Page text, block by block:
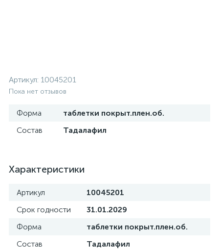
Артикул: 10045201
Пока нет отзывов
Форма
таблетки покрыт.плен.об.
Состав
Тадалафил
Характеристики
Артикул
10045201
Срок годности
31.01.2029
Форма
таблетки покрыт.плен.об.
Состав
Тадалафил